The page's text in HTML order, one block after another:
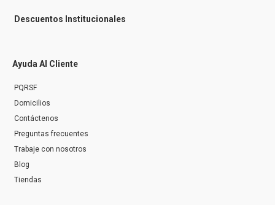
Descuentos Institucionales
Ayuda Al Cliente
PQRSF
Domicilios
Contáctenos
Preguntas frecuentes
Trabaje con nosotros
Blog
Tiendas